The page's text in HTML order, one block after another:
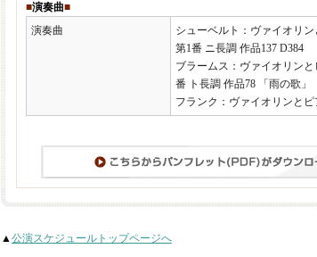
■演奏曲■
演奏曲
シューベルト：ヴァイオリ
第1番 ニ長調 作品137 D384
ブラームス：ヴァイオリン
番 ト長調 作品78 「雨の歌」
フランク：ヴァイオリンと
▲公演スケジュールトップページへ